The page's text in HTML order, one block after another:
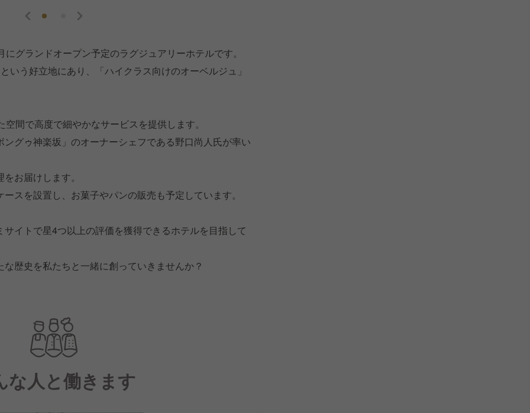
グランドオープン予定のラグジュアリーホテルです。
いう好立地にあり、「ハイクラス向けのオーベルジュ」
間で高度で細やかなサービスを提供します。
グゥ神楽坂」のオーナーシェフである野口尚人氏が率い
お届けします。
スを設置し、お菓子やパンの販売も予定しています。
イトで星4つ以上の評価を獲得できるホテルを目指して
歴史を私たちと一緒に創っていきませんか？
な人と働きます